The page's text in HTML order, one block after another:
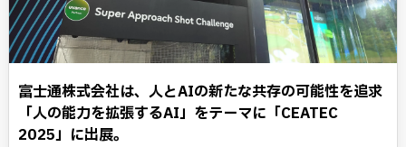
富士通株式会社は、人とAIの新たな共存の可能性を追求
「人の能力を拡張するAI」をテーマに「CEATEC
2025」に出展。